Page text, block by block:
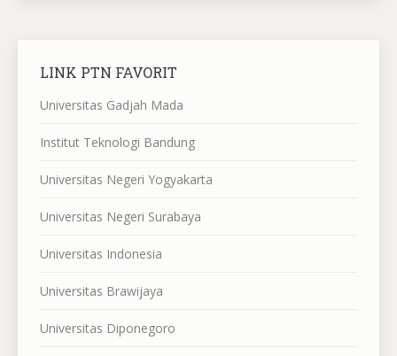
LINK PTN FAVORIT
Universitas Gadjah Mada
Institut Teknologi Bandung
Universitas Negeri Yogyakarta
Universitas Negeri Surabaya
Universitas Indonesia
Universitas Brawijaya
Universitas Diponegoro